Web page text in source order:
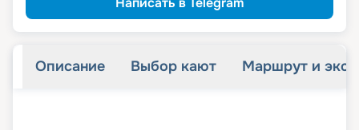
Описание Выбор кают Маршрут и